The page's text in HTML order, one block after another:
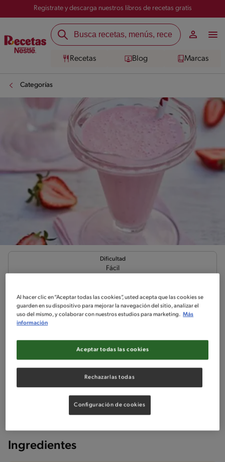
Registrate y descarga nuestros libros de recetas gratis
Recetas Blog Marcas
Categorías
Dificultad
Fácil
Cóctel de frutillas
¡A cocinar!
No incluido en la receta
Sin crustáceos
Ingredientes
Al hacer clic en “Aceptar todas las cookies”, usted acepta que las cookies se
guarden en su dispositivo para mejorar la navegación del sitio, analizar el
uso del mismo, y colaborar con nuestros estudios para marketing. Más
información
Rechazarlas todas
Aceptar todas las cookies
Configuración de cookies